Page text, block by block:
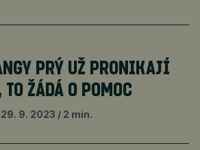
PRÝ UŽ PRONIKAJÍ
TO ŽÁDÁ O POMOC
29. 9. 2023 2 min.